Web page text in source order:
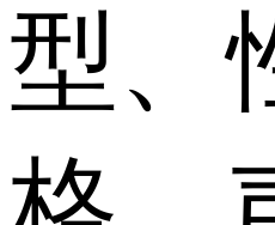
型、